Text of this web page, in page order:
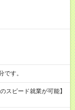
分です。
スピード就業が可能】